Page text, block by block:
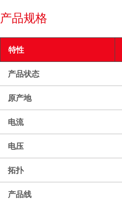
产品规格
特性
产品状态
原产地
电流
电压
拓扑
产品线